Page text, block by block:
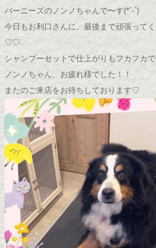
バーニーズのノンノちゃんで〜す(*´-`)
今日もお利口さんに、最後まで頑張って
♡♡
シャンプーセットで仕上がりもフカフカ
ノンノちゃん、お疲れ様でした！！
またのご来店をお待ちしております♡